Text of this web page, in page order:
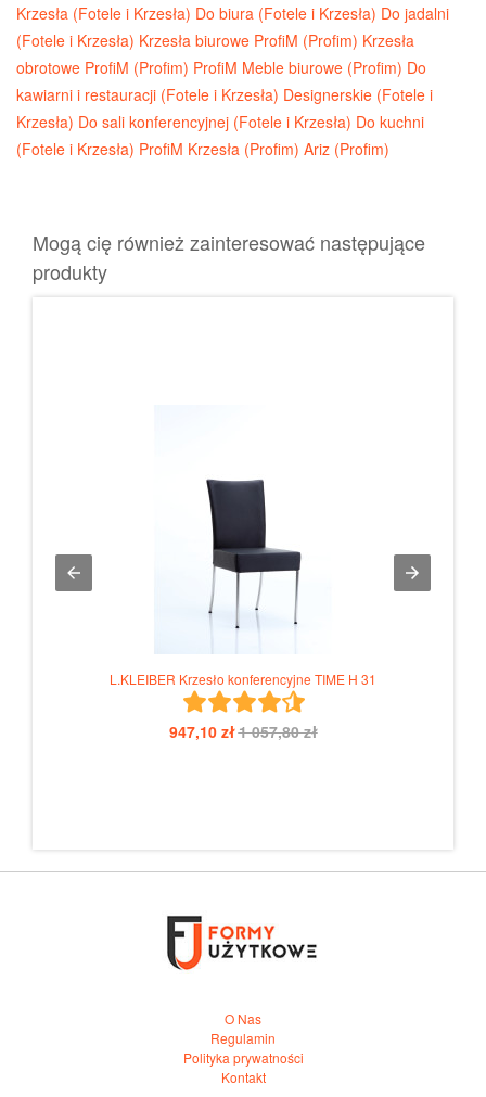
Krzesła (Fotele i Krzesła) Do biura (Fotele i Krzesła) Do jadalni
(Fotele i Krzesła) Krzesła biurowe ProfiM (Profim) Krzesła
obrotowe ProfiM (Profim) ProfiM Meble biurowe (Profim) Do
kawiarni i restauracji (Fotele i Krzesła) Designerskie (Fotele i
Krzesła) Do sali konferencyjnej (Fotele i Krzesła) Do kuchni
(Fotele i Krzesła) ProfiM Krzesła (Profim) Ariz (Profim)
Mogą cię również zainteresować następujące
produkty
L.KLEIBER Krzesło konferencyjne TIME H 31
947,10 zł1 057,80 zł
O Nas
Regulamin
Polityka prywatności
Kontakt